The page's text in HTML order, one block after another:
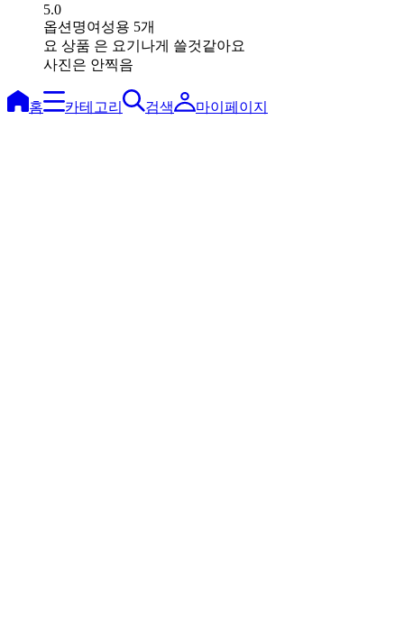
5.0
옵션명여성용 5개
요 상품 은 요기나게 쓸것같아요
사진은 안찍음
홈 카테고리 검색 마이페이지